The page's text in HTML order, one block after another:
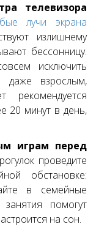
телевизора
лучи экрана
излишнему
бессонницу.
исключить
даже взрослым,
20 минут в день,
играм перед
проведите
обстановке:
в семейные
помогут
на сон.